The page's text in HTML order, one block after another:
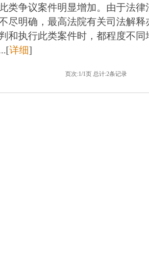
类争议案件明显增加。由于法
尽明确，最高法院有关司法解
和执行此类案件时，都程度不
详细]
页次:1/1页 总计:2条记录